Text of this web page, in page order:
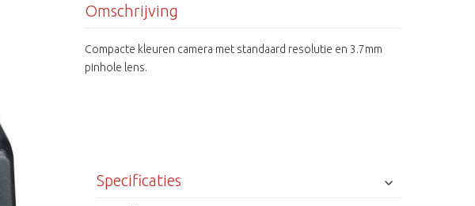
Omschrijving
Compacte kleuren camera met standaard resolutie en 3.7mm
pinhole lens.
Specificaties